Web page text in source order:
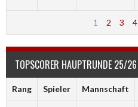
1 2 3 4
TOPSCORER HAUPTRUNDE 25/26
Rang Spieler Mannschaft